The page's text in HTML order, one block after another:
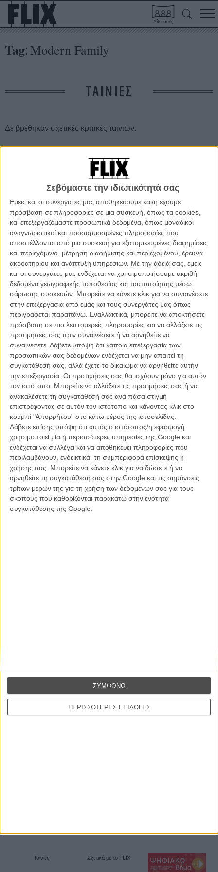
Σεβόμαστε την ιδιωτικότητά σας
Εμείς και οι συνεργάτες μας αποθηκεύουμε και/ή έχουμε
πρόσβαση σε πληροφορίες σε μια συσκευή, όπως τα cookies,
και επεξεργαζόμαστε προσωπικά δεδομένα, όπως μοναδικοί
αναγνωριστικοί και προσαρμοσμένες πληροφορίες που
αποστέλλονται από μια συσκευή για εξατομικευμένες διαφημίσεις
και περιεχόμενο, μέτρηση διαφήμισης και περιεχομένου, έρευνα
ακροατηρίου και ανάπτυξη υπηρεσιών. Με την άδειά σας, εμείς
και οι συνεργάτες μας ενδέχεται να χρησιμοποιήσουμε ακριβή
δεδομένα γεωγραφικής τοποθεσίας και ταυτοποίησης μέσω
σάρωσης συσκευών. Μπορείτε να κάνετε κλικ για να συναινέσετε
στην επεξεργασία από εμάς και τους συνεργάτες μας όπως
περιγράφεται παραπάνω. Εναλλακτικά, μπορείτε να αποκτήσετε
πρόσβαση σε πιο λεπτομερείς πληροφορίες και να αλλάξετε τις
προτιμήσεις σας πριν συναινέσετε ή να αρνηθείτε να
συναινέσετε. Λάβετε υπόψη ότι κάποια επεξεργασία των
προσωπικών σας δεδομένων ενδέχεται να μην απαιτεί τη
συγκατάθεσή σας, αλλά έχετε το δικαίωμα να αρνηθείτε αυτήν
την επεξεργασία. Οι προτιμήσεις σας θα ισχύουν μόνο για αυτόν
τον ιστότοπο. Μπορείτε να αλλάξετε τις προτιμήσεις σας ή να
ανακαλέσετε τη συγκατάθεσή σας ανά πάσα στιγμή
επιστρέφοντας σε αυτόν τον ιστότοπο και κάνοντας κλικ στο
κουμπί "Απορρήτου" στο κάτω μέρος της ιστοσελίδας.
Λάβετε επίσης υπόψη ότι αυτός ο ιστότοπος/η εφαρμογή
χρησιμοποιεί μία ή περισσότερες υπηρεσίες της Google και
ενδέχεται να συλλέγει και να αποθηκεύει πληροφορίες που
περιλαμβάνουν, ενδεικτικά, τη συμπεριφορά επίσκεψης ή
χρήσης σας. Μπορείτε να κάνετε κλικ για να δώσετε ή να
αρνηθείτε τη συγκατάθεσή σας στην Google και τις σημάνσεις
τρίτων μερών της για τη χρήση των δεδομένων σας για τους
σκοπούς που καθορίζονται παρακάτω στην ενότητα
συγκατάθεσης της Google.
ΠΕΡΙΣΣΟΤΕΡΕΣ ΕΠΙΛΟΓΕΣ
ΣΥΜΦΩΝΩ
Αίθουσες
Tag: Modern Family
ΤΑΙΝΙΕΣ
Δε βρέθηκαν σχετικές κριτικές ταινιών.
ΑΡΘΡΑ
O Τάι Μπαρέλ του «Modern Family» πρωταγωνιστής στο
sequel των «Muppets»!
ΝΕΑ /08 ΔΕΚ 2012/ Πόλυ Λυκούργου
Το HBO κυριαρχεί στις υποψηφιότητες των Βραβείων
Emmy
TV & STREAMING 14 ΙΟΥΛ 2011 / Γιώργος Κρασσακόπουλος
63α Βραβεία Εmmy: απουσίες, εκπλήξεις, δικαίωση!
TV & STREAMING /19 ΣΕΠ 2011/ Πόλυ Λυκούργου
Παρουσιάστηκε το νέο πρόγραμμα των καναλιών Fox
στην Ελλάδα!
TV & STREAMING /25 ΙΑΝ 2013/ Flix Team
Υποψηφιότητες Emmy 2012: Καλύτερες Σειρές
TV & STREAMING /23 ΣΕΠ 2012 / Θοδωρής Δημητρόπουλος
Υποψηφιότητες Emmy 2012: Καλύτεροι Β’ Ρόλοι
TV & STREAMING /20 ΣΕΠ 2012/ Θοδωρής Δημητρόπουλος
Η επιτυχία είναι υπερτιμημένη. Δεν σε κάνει
καλύτερο, δεν σε πάει πουθενά η επιτυχία. Είναι
απλώς ένα ωραίο, ανεβαστικό, επιφανειακό
Ταινίες Σχετικά με το FLIX